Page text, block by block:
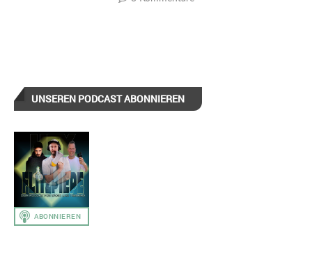
UNSEREN PODCAST ABONNIEREN